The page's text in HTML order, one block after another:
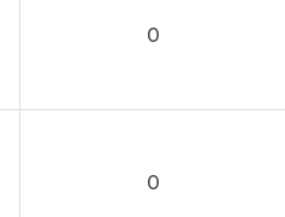
0
0